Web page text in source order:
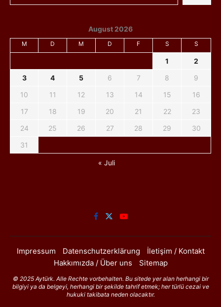
August 2026
M D M D F S S
1
2
3
4 5 6 7 8
9
10
11 12 13 14 15
16
17
18 19 20 21 22
23
24
25 26 27 28 29
30
31
« Juli
Impressum Datenschutzerklärung
İletişim / Kontakt
Hakkımızda / Über uns
Sitemap
© 2025 Aytürk. Alle Rechte vorbehalten. Bu sitede yer alan herhangi bir
bilgiyi ya da belgeyi, herhangi bir şekilde tahrif etmek; her türlü cezai ve
hukuki takibata neden olacaktır.